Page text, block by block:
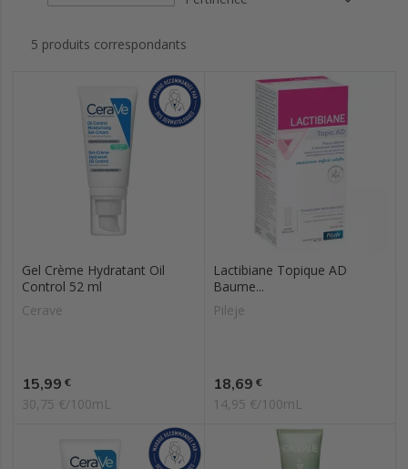
5 produits correspondants
Gel Crème Hydratant Oil
Control 52 ml
Cerave
Prix
15,99 €
30,75 €/100mL
Lactibiane Topique AD
Baume...
Pileje
Prix
18,69 €
14,95 €/100mL